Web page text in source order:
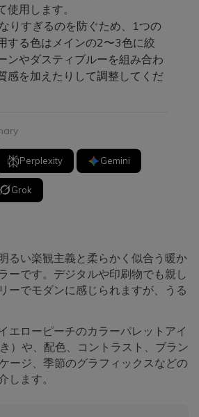
使用します。
りすぎるのを防ぐため、1つの
する色はメインの2〜3色に絞
ンやダスティブルーを組み合わ
感を加えたりして調整してくだ
Perplexity Gemini
Grok
るい楽観主義と柔らかく似合う暖か
ーです。デジタルや印刷物でも親し
ーでモダンに感じられますが、うる
エローピーチのカラーパレットアイ
）や、配色、コントラスト、ブラン
ージ、季節のグラフィックスなどの
します。